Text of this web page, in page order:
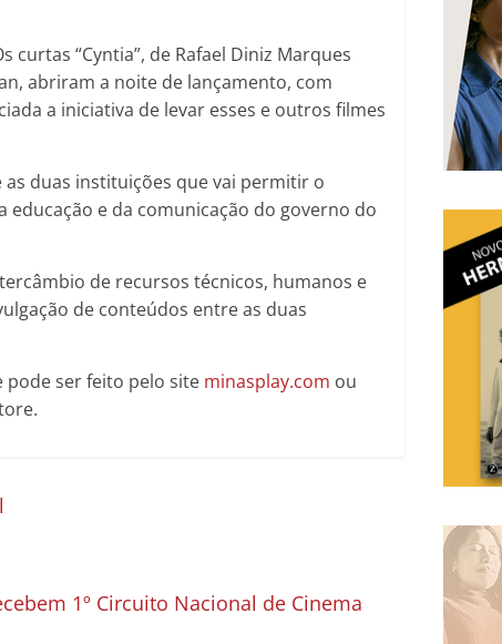
curtas “Cyntia”, de Rafael Diniz Marques
abriram a noite de lançamento, com
a iniciativa de levar esses e outros filmes
duas instituições que vai permitir o
e da comunicação do governo do
de recursos técnicos, humanos e
de conteúdos entre as duas
pode ser feito pelo site minasplay.com ou
1º Circuito Nacional de Cinema